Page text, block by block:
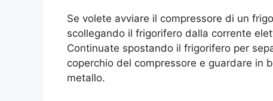
Se volete avviare il compressore di un
scollegando il frigorifero dalla corrente
Continuate spostando il frigorifero per
coperchio del compressore e guardare in
metallo.